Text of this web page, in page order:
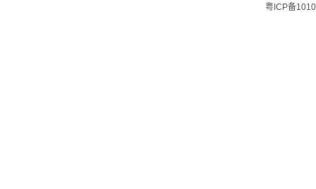
粤ICP备